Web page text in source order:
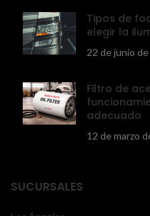
Tipos de
elegir la
22 de junio
Filtro de
adecuado
12 de marzo
SUCURSALES